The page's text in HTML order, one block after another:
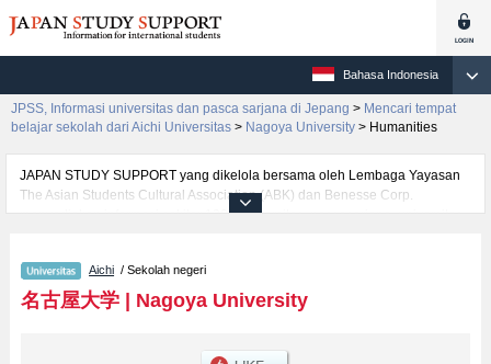
Bahasa Indonesia
JPSS, Informasi universitas dan pasca sarjana di Jepang > Mencari tempat
belajar sekolah dari Aichi Universitas > Nagoya University > Humanities
JAPAN STUDY SUPPORT yang dikelola bersama oleh Lembaga Yayasan
The Asian Students Cultural Association (ABK) dan Benesse Corp.
menyediakan informasi sekitar 1300 universitas, pascasarjana, universitas
per fakultas seperti Fakultas HumanitiesatauFakultas
EducationatauFakultas LawatauFakultas EconomicsatauFakultas
InformaticsatauFakultas ScienceatauFakultas MedicineatauFakultas
yang berguna bagi mahasiswa(i) mancanegara seperti kuota untuk jumlah
Aichi / Sekolah negeri
名古屋大学| Nagoya University